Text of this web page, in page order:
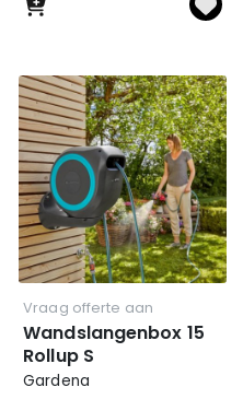
Vraag offerte aan
Wandslangenbox 15
Rollup S
Gardena